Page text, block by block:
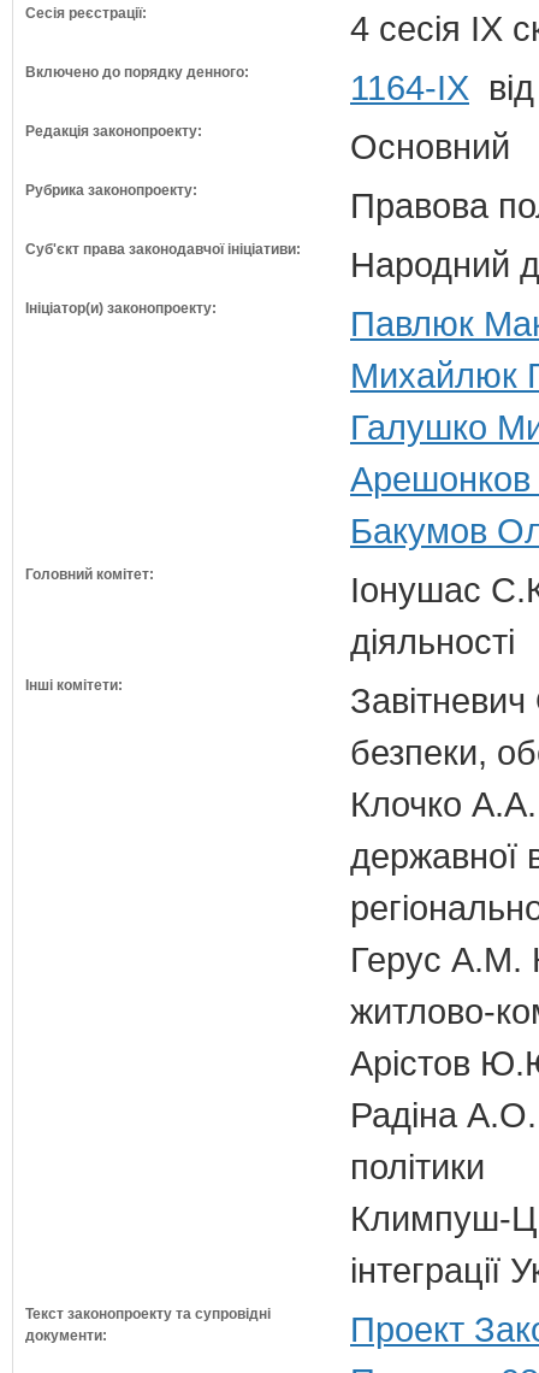
Сесія реєстрації: 4 сесія IX
Включено до порядку денного: 1164-ІХ
Редакція законопроекту: Основний
Рубрика законопроекту: Правова
Суб'єкт права законодавчої ініціативи: Народний
Ініціатор(и) законопроекту:
Павлюк
Михайлюк
Галушко
Арешонков
Бакумов
Головний комітет:
Іонушас
діяльності
Інші комітети:
безпеки,
Клочко А.А.
державної
Герус А.М.
житлово-
Арістов
Радіна А.О.
політики
Климпуш-
Текст законопроекту та супровідні
документи:
Проект